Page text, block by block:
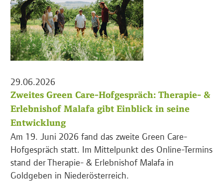
29.06.2026
Zweites Green Care-Hofgespräch: Therapie- &
Erlebnishof Malafa gibt Einblick in seine
Entwicklung
Am 19. Juni 2026 fand das zweite Green Care-
Hofgespräch statt. Im Mittelpunkt des Online-Termins
stand der Therapie- & Erlebnishof Malafa in
Goldgeben in Niederösterreich.